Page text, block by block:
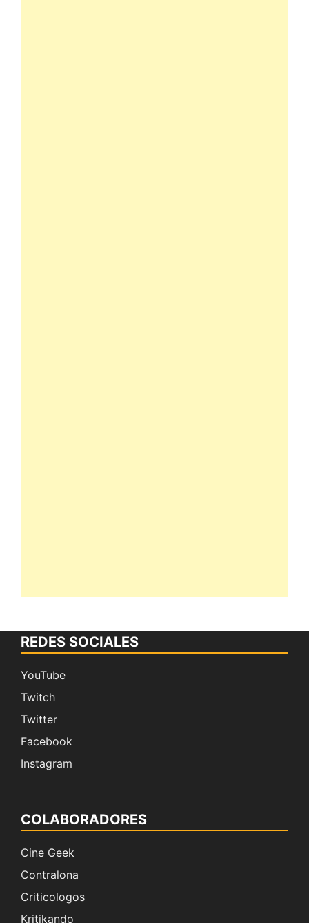
REDES SOCIALES
YouTube
Twitch
Twitter
Facebook
Instagram
COLABORADORES
Cine Geek
Contralona
Criticologos
Kritikando